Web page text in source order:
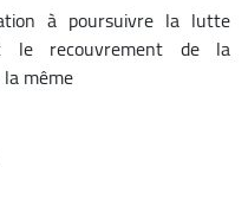
à poursuivre la lutte
le recouvrement de la
même